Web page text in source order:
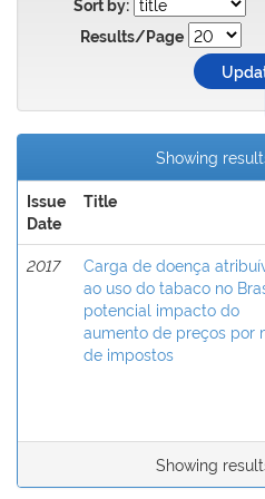
Sort by:
Results/Page
Showing
Issue
Date
Title
2017
Carga de doença
ao uso do tabaco no
potencial impacto do
aumento de preços por
de impostos
Showing